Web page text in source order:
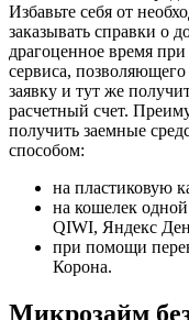
Избавьте себя от
заказывать справки о
драгоценное время
сервиса,
заявку и тут же
расчетный счет.
получить заемные
способом:
на пластиковую
на кошелек
QIWI, Яндекс
при помощи
Корона.
Микрозайм